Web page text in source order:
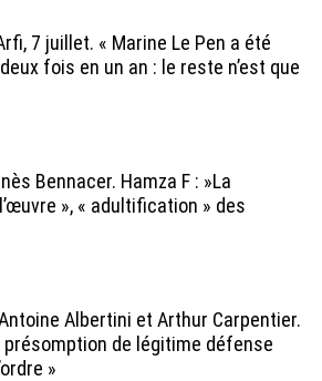
7 juillet. « Marine Le Pen a été
fois en un an : le reste n’est que
Bennacer. Hamza F : »La
», « adultification » des
Albertini et Arthur Carpentier.
présomption de légitime défense
»